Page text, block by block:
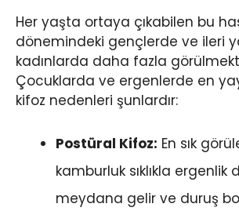
Her yaşta ortaya çıkabilen bu
dönemindeki gençlerde ve ileri
kadınlarda daha fazla
Çocuklarda ve ergenlerde en
kifoz nedenleri şunlardır:
Postüral Kifoz: En sık
kamburluk sıklıkla ergenlik
meydana gelir ve duruş